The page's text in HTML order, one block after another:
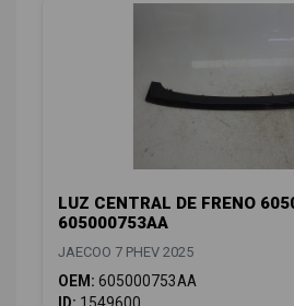
LUZ CENTRAL DE FRENO
605000753AA
JAECOO 7 PHEV 2025
OEM: 605000753AA